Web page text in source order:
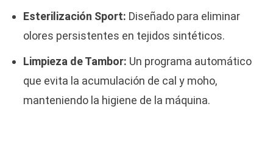
Esterilización Sport: Diseñado para eliminar
olores persistentes en tejidos sintéticos.
Limpieza de Tambor: Un programa automático
que evita la acumulación de cal y moho,
manteniendo la higiene de la máquina.